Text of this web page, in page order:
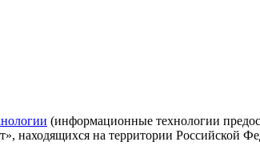
(информационные технологии
находящихся на территории Российской